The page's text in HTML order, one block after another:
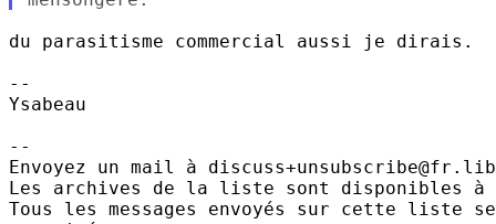
du parasitisme commercial aussi je dirais.
--
Ysabeau
--
Envoyez un mail à
Les archives de la liste sont disponibles à
Tous les messages envoyés sur cette liste